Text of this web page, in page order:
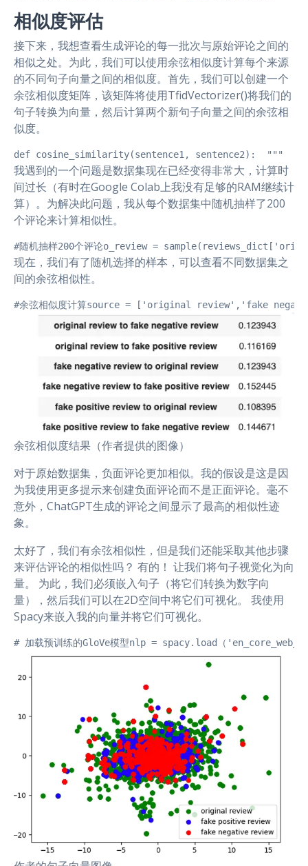
相似度评估
接下来，我想查看生成评论的每一批次与原始评论之间的
相似之处。为此，我们可以使用余弦相似度计算每个来源
的不同句子向量之间的相似度。首先，我们可以创建一个
余弦相似度矩阵，该矩阵将使用TfidVectorizer()将我们的
句子转换为向量，然后计算两个新句子向量之间的余弦相
似度。
def cosine_similarity(sentence1, sentence2):  """  一个
我遇到的一个问题是数据集现在已经变得非常大，计算时
间过长（有时在Google Colab上我没有足够的RAM继续计
算）。为解决此问题，我从每个数据集中随机抽样了200
个评论来计算相似性。
#随机抽样200个评论o_review =
现在，我们有了随机选择的样本，可以查看不同数据集之
间的余弦相似性。
#余弦相似度计算source = ['original review','fake
余弦相似度结果（作者提供的图像）
对于原始数据集，负面评论更加相似。我的假设是这是因
为我使用更多提示来创建负面评论而不是正面评论。毫不
意外，ChatGPT生成的评论之间显示了最高的相似性迹
象。
太好了，我们有余弦相似性，但是我们还能采取其他步骤
来评估评论的相似性吗？ 有的！ 让我们将句子视觉化为向
量。 为此，我们必须嵌入句子（将它们转换为数字向
量），然后我们可以在2D空间中将它们可视化。 我使用
Spacy来嵌入我的向量并将它们可视化。
# 加载预训练的GloVe模型nlp = spacy.load（